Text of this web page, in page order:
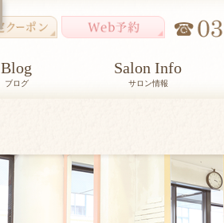
Blog
ブログ
Salon Info
サロン情報